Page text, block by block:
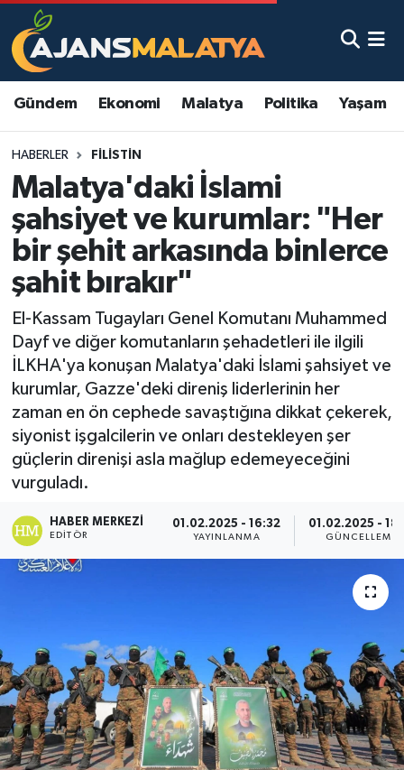
Gündem Ekonomi Malatya Politika Yaşam
HABERLER FILISTIN
Malatya'daki İslami
şahsiyet ve kurumlar: "Her
bir şehit arkasında binlerce
şahit bırakır"
El-Kassam Tugayları Genel Komutanı Muhammed
Dayf ve diğer komutanların şehadetleri ile ilgili
İLKHA'ya konuşan Malatya'daki İslami şahsiyet ve
kurumlar, Gazze'deki direniş liderlerinin her
zaman en ön cephede savaştığına dikkat çekerek,
siyonist işgalcilerin ve onları destekleyen şer
güçlerin direnişi asla mağlup edemeyeceğini
vurguladı.
HABER MERKEZI
EDITÖR
01.02.2025 - 16:32
YAYINLANMA
01.02.2025 -
GÜNCELLEME
Asayiş
Eğitim
Ekonomi
Gündem
Kültür & Sanat
Magazin
Politika
Sağlık
Spor
Teknoloji
Malatya Nöbetçi Eczaneler
Malatya Namaz Vakitleri
Malatya Trafik Yoğunluk Haritası
TFF 3.Lig 2.Grup Puan Durumu ve Fikstür
Son Dakika Haberleri
Haber Arşivi